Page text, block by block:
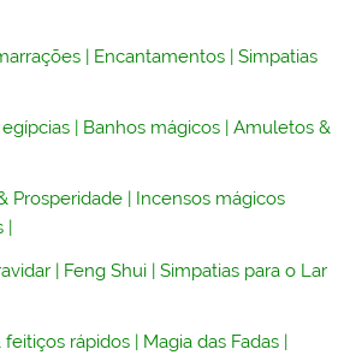
| Encantamentos |Simpatias
| Banhos mágicos |Amuletos &
Prosperidade
Incensos mágicos
| Feng Shui |Simpatias para o Lar
feitiços rápidos | Magia das Fadas |